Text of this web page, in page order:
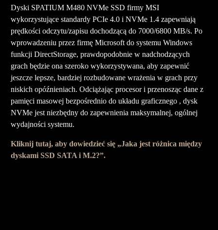
Dyski SPATIUM M480 NVMe SSD firmy MSI
wykorzystujące standardy PCIe 4.0 i NVMe 1.4 zapewniają
prędkości odczytu/zapisu dochodzącą do 7000/6800 MB/s. Po
wprowadzeniu przez firmę Microsoft do systemu Windows
funkcji DirectStorage, prawdopodobnie w nadchodzących
grach będzie ona szeroko wykorzystywana, aby zapewnić
jeszcze lepsze, bardziej rozbudowane wrażenia w grach przy
niskich opóźnieniach. Odciążając procesor i przenosząc dane z
pamięci masowej bezpośrednio do układu graficznego , dysk
NVMe jest niezbędny do zapewnienia maksymalnej, ogólnej
wydajności systemu.
Kliknij tutaj, aby dowiedzieć się „Jaka jest różnica między
dyskami SSD SATA i M.2?”.